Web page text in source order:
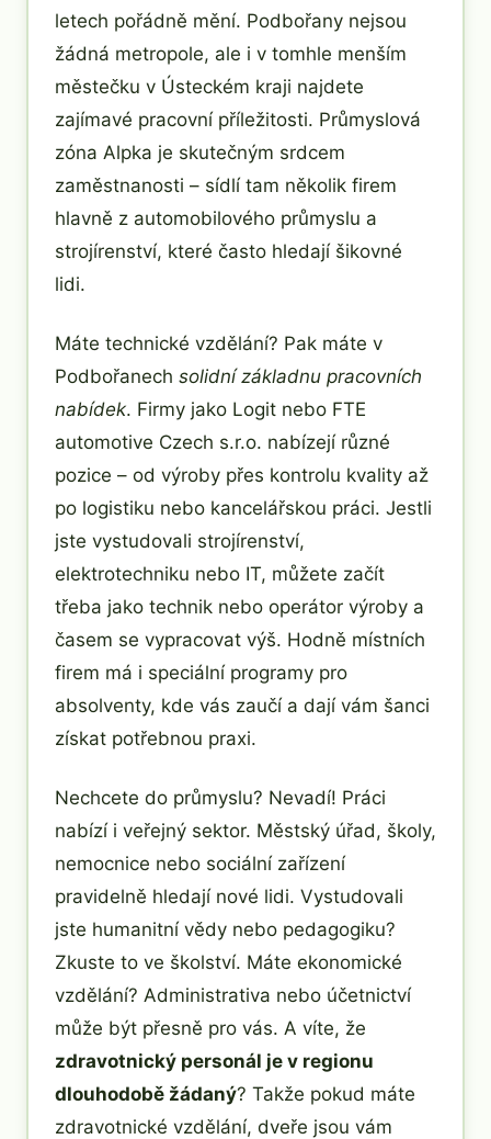
letech pořádně mění. Podbořany nejsou
žádná metropole, ale i v tomhle menším
městečku v Ústeckém kraji najdete
zajímavé pracovní příležitosti. Průmyslová
zóna Alpka je skutečným srdcem
zaměstnanosti – sídlí tam několik firem
hlavně z automobilového průmyslu a
strojírenství, které často hledají šikovné
lidi.
Máte technické vzdělání? Pak máte v
Podbořanech solidní základnu pracovních
nabídek. Firmy jako Logit nebo FTE
automotive Czech s.r.o. nabízejí různé
pozice – od výroby přes kontrolu kvality až
po logistiku nebo kancelářskou práci. Jestli
jste vystudovali strojírenství,
elektrotechniku nebo IT, můžete začít
třeba jako technik nebo operátor výroby a
časem se vypracovat výš. Hodně místních
firem má i speciální programy pro
absolventy, kde vás zaučí a dají vám šanci
získat potřebnou praxi.
Nechcete do průmyslu? Nevadí! Práci
nabízí i veřejný sektor. Městský úřad, školy,
nemocnice nebo sociální zařízení
pravidelně hledají nové lidi. Vystudovali
jste humanitní vědy nebo pedagogiku?
Zkuste to ve školství. Máte ekonomické
vzdělání? Administrativa nebo účetnictví
může být přesně pro vás. A víte, že
zdravotnický personál je v regionu
dlouhodobě žádaný? Takže pokud máte
zdravotnické vzdělání, dveře jsou vám